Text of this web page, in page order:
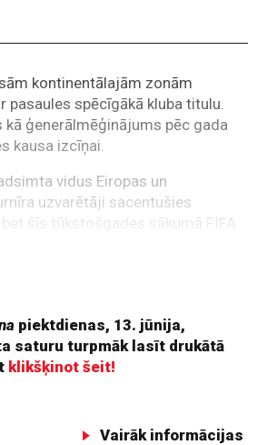
kontinentālajām zonām
pasaules spēcīgākā kluba titulu.
ģenerālmēģinājums pēc gada
kausa izcīņai.
vidus Eiropas un
uzvarētāji sacentušies
šīs tūkstošgades sākumā FIFA
piektdienas, 13. jūnija,
saturu turpmāk lasīt drukātā
klikšķinot šeit!
Vairāk informācijas